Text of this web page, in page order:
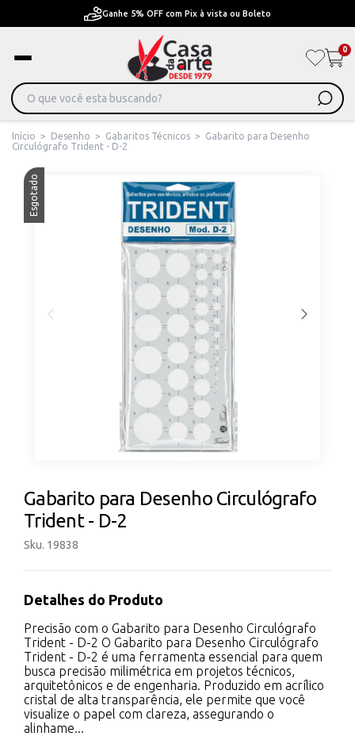
Ganhe 5% OFF com Pix à vista ou Boleto
0
Início > Desenho > Gabaritos Técnicos >
Gabarito para Desenho
Circulógrafo Trident - D-2
Esgotado
Gabarito para Desenho Circulógrafo
Trident - D-2
Sku. 19838
Detalhes do Produto
Precisão com o Gabarito para Desenho Circulógrafo
Trident - D-2 O Gabarito para Desenho Circulógrafo
Trident - D-2 é uma ferramenta essencial para quem
busca precisão milimétrica em projetos técnicos,
arquitetônicos e de engenharia. Produzido em acrílico
cristal de alta transparência, ele permite que você
visualize o papel com clareza, assegurando o
alinhame...